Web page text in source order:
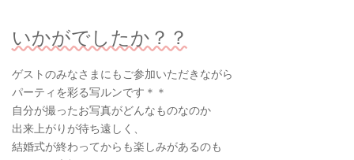
いかがでしたか？？
ゲストのみなさまにもご参加いただきながら
パーティを彩る写ルンです＊＊
自分が撮ったお写真がどんなものなのか
出来上がりが待ち遠しく、
結婚式が終わってからも楽しみがあるのも